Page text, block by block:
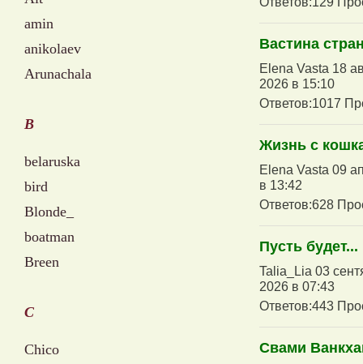
amin
anikolaev
Arunachala
B
belaruska
bird
Blonde_
boatman
Breen
C
Chico
Вастина
Elena Vasta 18
2026 в 15:10
Ответов:1017
Жизнь с
Elena Vasta 09
в 13:42
Ответов:628
Пусть будет...
Talia_Lia 03
2026 в 07:43
Ответов:443
Свами